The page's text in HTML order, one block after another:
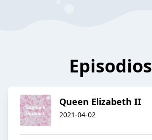
Episodios
Queen Elizabeth II
2021-04-02